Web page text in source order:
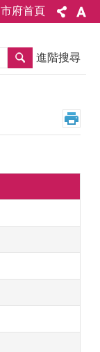
市府首頁
搜尋 進階搜尋